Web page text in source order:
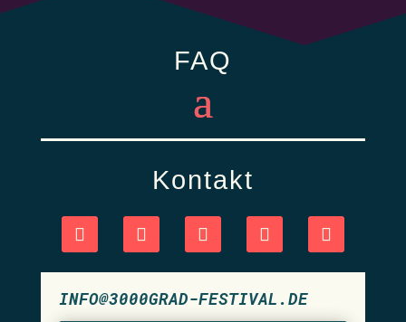
FAQ
Kontakt
INFO@3000GRAD-FESTIVAL.DE